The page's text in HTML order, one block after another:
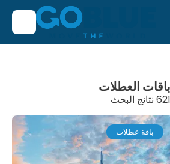
باقات العطلات
621 نتائج البحث
باقة عطلات